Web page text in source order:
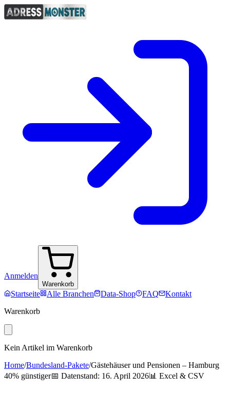
Anmelden
Warenkorb
Startseite Alle Branchen Data-Shop FAQ
Kontakt
Warenkorb
Kein Artikel im Warenkorb
Home/Bundesland-Pakete/Gästehäuser und Pensionen – Hamburg
40% günstiger📅 Datenstand: 16. April 2026📊 Excel & CSV